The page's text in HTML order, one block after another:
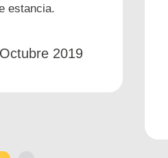
estancia.
Octubre 2019